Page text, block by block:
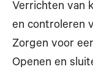
Verrichten van
en controleren
Zorgen voor
Openen en